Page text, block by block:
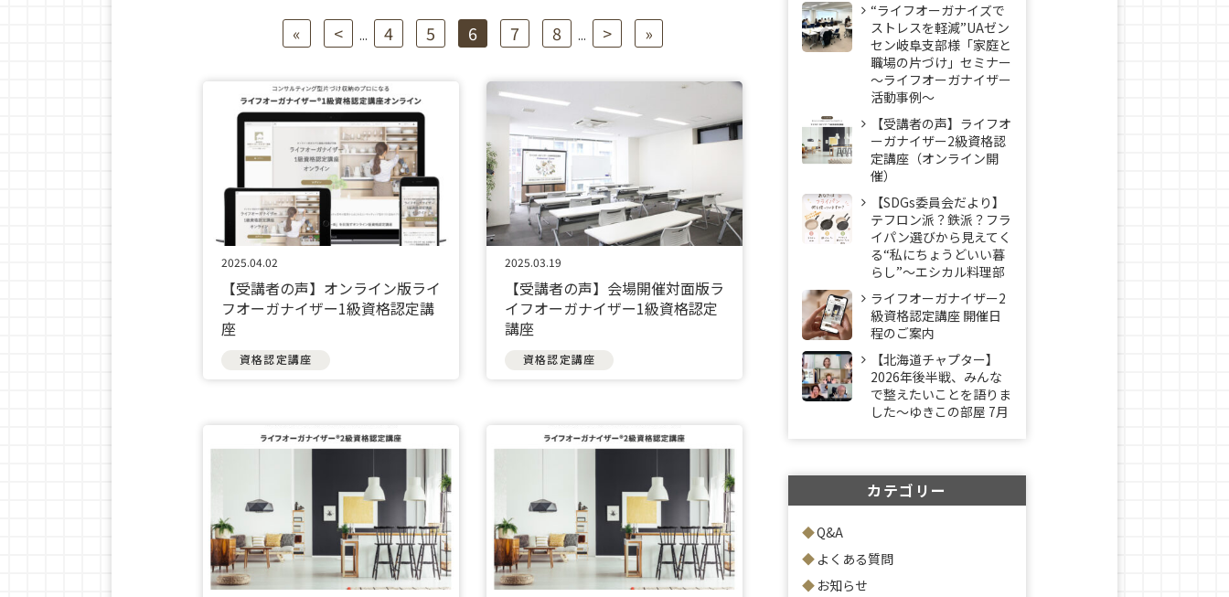
« < ... 4 5 6 7 8 ... > »
2025.04.02
【受講者の声】オンライン版ライ
フオーガナイザー1級資格認定講
座
資格認定講座
2025.03.19
【受講者の声】会場開催対面版ラ
イフオーガナイザー1級資格認定
講座
資格認定講座
“ライフオーガナイズで
ストレスを軽減”UAゼン
セン岐阜支部様「家庭と
職場の片づけ」セミナー
～ライフオーガナイザー
活動事例〜
【受講者の声】ライフオ
ーガナイザー2級資格認
定講座（オンライン開
催）
【SDGs委員会だより】
テフロン派？鉄派？フラ
イパン選びから見えてく
る“私にちょうどいい暮
らし”～エシカル料理部
ライフオーガナイザー2
級資格認定講座 開催日
程のご案内
【北海道チャプター】
2026年後半戦、みんな
で整えたいことを語りま
した～ゆきこの部屋 7月
カテゴリー
Q&A
よくある質問
お知らせ